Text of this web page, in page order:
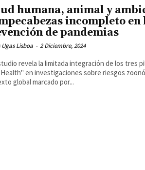
humana, animal y
incompleto en
de pandemias
Ugas Lisboa - 2 Diciembre, 2024
revela la limitada integración de los tres
en investigaciones sobre riesgos
global marcado por...